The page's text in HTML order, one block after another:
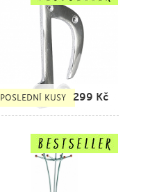
POSLEDNÍ KUSY 299 Kč